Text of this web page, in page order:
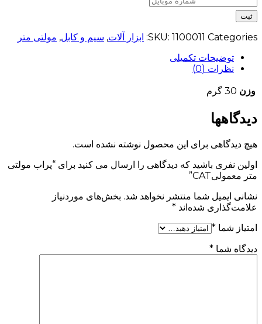
ثبت
SKU: 1100011 Categories: ابزار آلات, سیم و کابل, مولتی متر
توضیحات تکمیلی
نظرات (0)
وزن 30 گرم
دیدگاهها
هیچ دیدگاهی برای این محصول نوشته نشده است.
اولین نفری باشید که دیدگاهی را ارسال می کنید برای “پراب مولتی
متر معمولیCAT”
نشانی ایمیل شما منتشر نخواهد شد. بخش‌های موردنیاز
علامت‌گذاری شده‌اند *
امتیاز شما *
دیدگاه شما *